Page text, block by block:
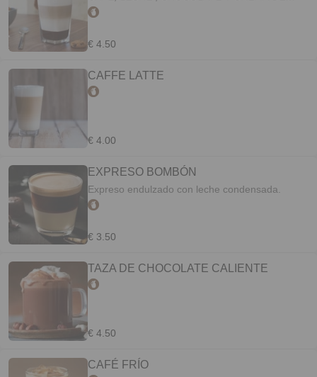
LECHE
€ 4.50
CAFFE LATTE
€ 4.00
EXPRESO BOMBÓN
Expreso endulzado con leche condensada.
€ 3.50
TAZA DE CHOCOLATE CALIENTE
€ 4.50
CAFÉ FRÍO